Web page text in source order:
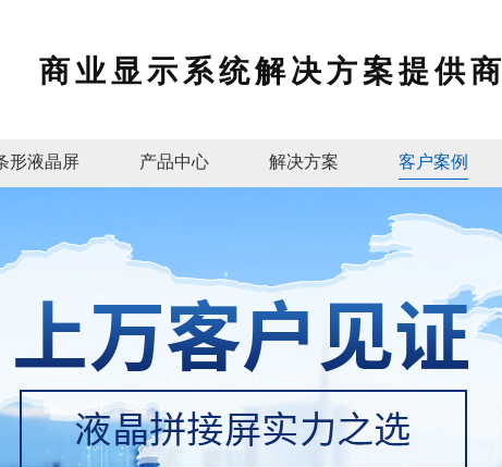
商业显示系统解决方案提供商
形液晶屏 产品中心 解决方案 客户案例